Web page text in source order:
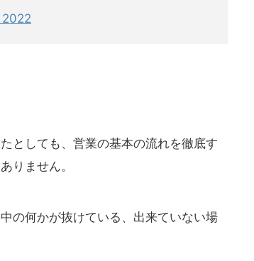
としても、営業の基本の流れを徹底す
りません。
の何かが抜けている、出来ていない場